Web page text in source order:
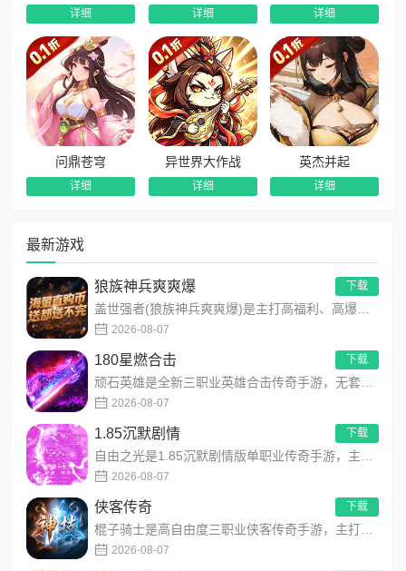
最新游戏
狼族神兵爽爽爆
2026-08-07
下载
180星燃合击
2026-08-07
下载
1.85沉默剧情
2026-08-07
下载
侠客传奇
2026-08-07
下载
详细 详细 详细
问鼎苍穹
详细
异世界大作战
详细
英杰并起
详细